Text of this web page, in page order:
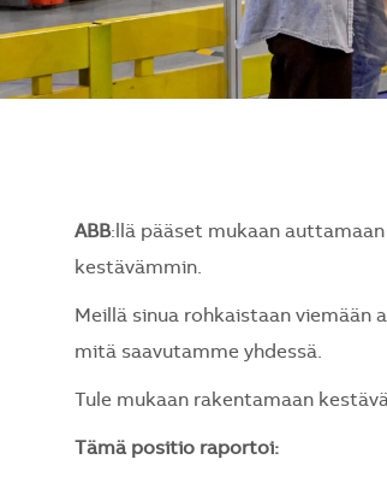
ABB:llä pääset mukaan
kestävämmin.
Meillä sinua rohkaistaan viemään
mitä saavutamme yhdessä.
Tule mukaan rakentamaan
Tämä positio raportoi: